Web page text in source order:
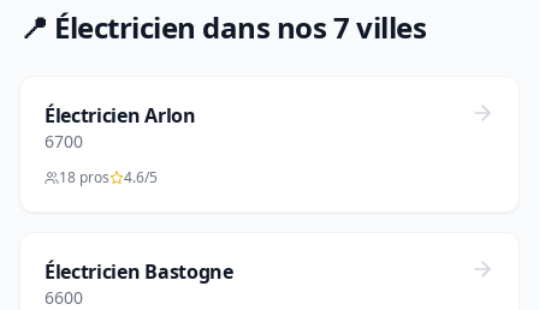
📍 Électricien dans nos 7 villes
Électricien Arlon
6700
18 pros 4.6/5
Électricien Bastogne
6600